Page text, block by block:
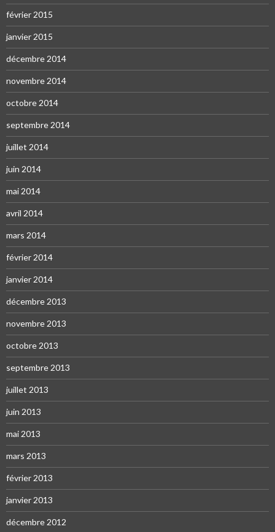
février 2015
janvier 2015
décembre 2014
novembre 2014
octobre 2014
septembre 2014
juillet 2014
juin 2014
mai 2014
avril 2014
mars 2014
février 2014
janvier 2014
décembre 2013
novembre 2013
octobre 2013
septembre 2013
juillet 2013
juin 2013
mai 2013
mars 2013
février 2013
janvier 2013
décembre 2012